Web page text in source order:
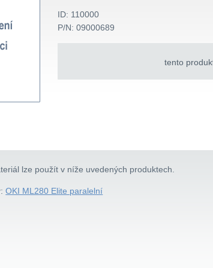
ID: 110000
P/N: 09000689
tento
lze použít v níže uvedených produktech.
:OKI ML280 Elite paralelní